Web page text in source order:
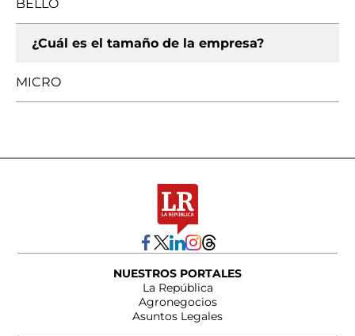
BELLO
¿Cuál es el tamaño de la empresa?
MICRO
NUESTROS PORTALES
La República
Agronegocios
Asuntos Legales